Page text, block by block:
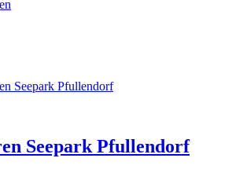
Seepark Pfullendorf